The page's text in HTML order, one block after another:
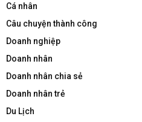
Cá nhân
Câu chuyện thành công
Doanh nghiệp
Doanh nhân
Doanh nhân chia sẻ
Doanh nhân trẻ
Du Lịch